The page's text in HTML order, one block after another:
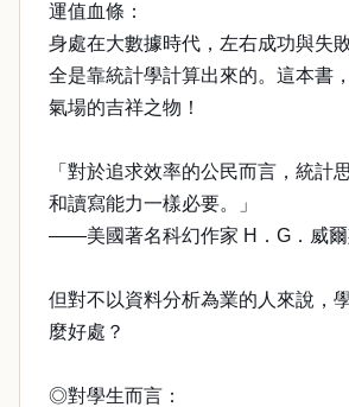
運值血條：
身處在大數據時代，左右成功與失
全是靠統計學計算出來的。這本書
氣場的吉祥之物！
「對於追求效率的公民而言，統計
和讀寫能力一樣必要。」
——美國著名科幻作家 H．G．威
但對不以資料分析為業的人來說，
麼好處？
◎對學生而言：